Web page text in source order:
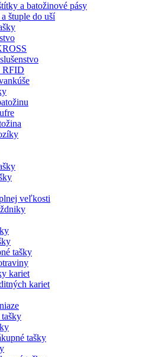
a batožinové pásy
štuple do uší
RFID
veľkosti
tašky
kariet
kariet
tašky
tašky